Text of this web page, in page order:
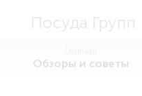
Посуда Групп
Обзоры и советы